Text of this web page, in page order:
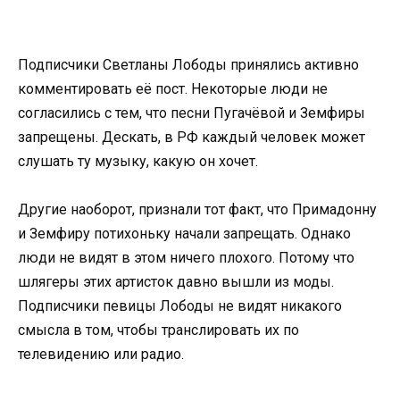
Подписчики Светланы Лободы принялись активно
комментировать её пост. Некоторые люди не
согласились с тем, что песни Пугачёвой и Земфиры
запрещены. Дескать, в РФ каждый человек может
слушать ту музыку, какую он хочет.
Другие наоборот, признали тот факт, что Примадонну
и Земфиру потихоньку начали запрещать. Однако
люди не видят в этом ничего плохого. Потому что
шлягеры этих артисток давно вышли из моды.
Подписчики певицы Лободы не видят никакого
смысла в том, чтобы транслировать их по
телевидению или радио.